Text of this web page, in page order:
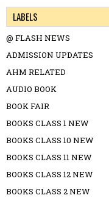
LABELS
@ FLASH NEWS
ADMISSION UPDATES
AHM RELATED
AUDIO BOOK
BOOK FAIR
BOOKS CLASS 1 NEW
BOOKS CLASS 10 NEW
BOOKS CLASS 11 NEW
BOOKS CLASS 12 NEW
BOOKS CLASS 2 NEW